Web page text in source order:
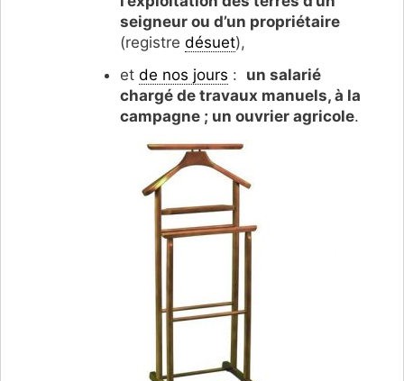
seigneur ou d’un propriétaire
(registre désuet),
et de nos jours : un salarié
chargé de travaux manuels, à la
campagne ; un ouvrier agricole.